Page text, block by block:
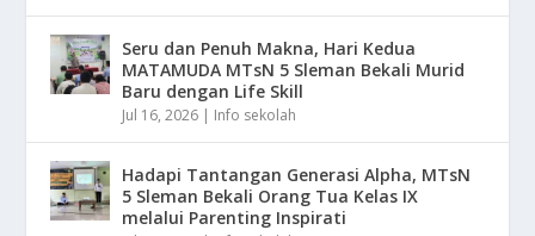
Seru dan Penuh Makna, Hari Kedua
MATAMUDA MTsN 5 Sleman Bekali Murid
Baru dengan Life Skill
Jul 16, 2026 | Info sekolah
Hadapi Tantangan Generasi Alpha, MTsN
5 Sleman Bekali Orang Tua Kelas IX
melalui Parenting Inspirati